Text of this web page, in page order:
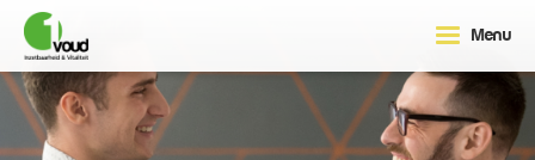
Menu